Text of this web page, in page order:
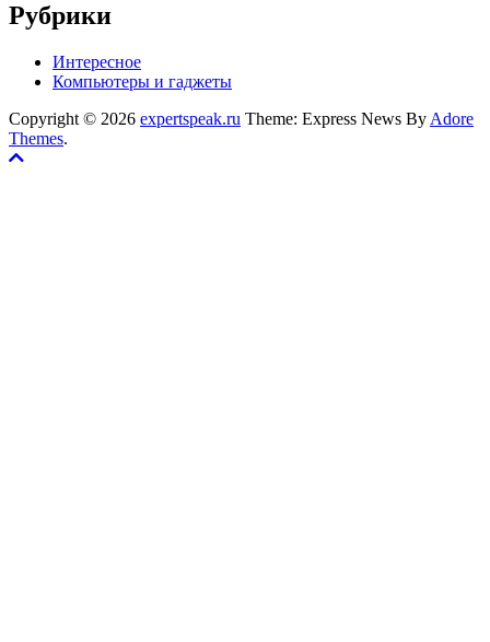
Рубрики
Интересное
Компьютеры и гаджеты
Copyright © 2026 expertspeak.ru Theme: Express News By Adore
Themes.